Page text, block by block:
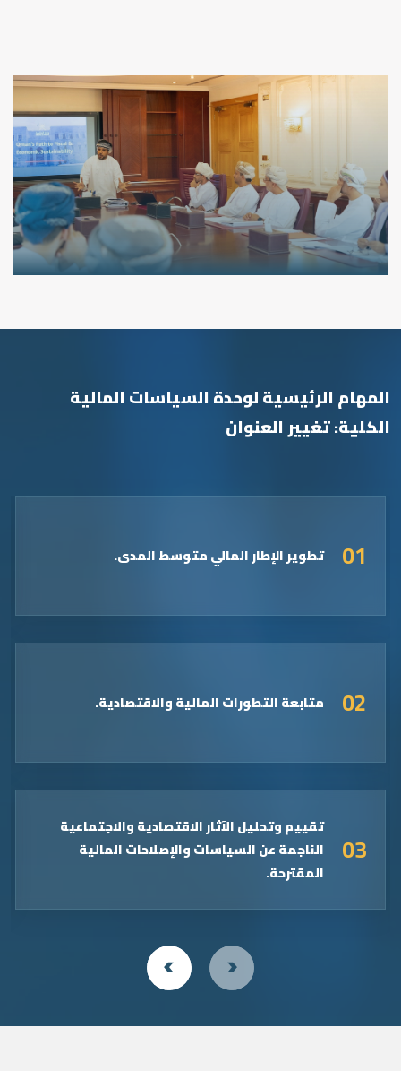
المهام الرئيسية لوحدة السياسات المالية
الكلية: تغيير العنوان
01 تطوير الإطار المالي متوسط المدى.
02 متابعة التطورات المالية والاقتصادية.
03
تقييم وتحليل الآثار الاقتصادية والاجتماعية
الناجمة عن السياسات والإصلاحات المالية
المقترحة.